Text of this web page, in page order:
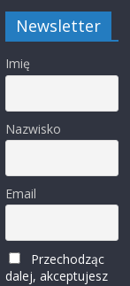
Newsletter
Imię
Nazwisko
Email
Przechodząc
dalej, akceptujesz